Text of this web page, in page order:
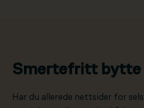
Smertefritt bytte
Har du allerede nettsider for